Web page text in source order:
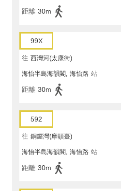
距離 30m
99X
往 西灣河(太康街)
海怡半島海韻閣, 海怡路 站
距離 30m
592
往 銅鑼灣(摩頓臺)
海怡半島海韻閣, 海怡路 站
距離 30m